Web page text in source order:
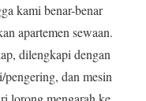
kami benar-benar
apartemen sewaan.
dilengkapi dengan
dan mesin